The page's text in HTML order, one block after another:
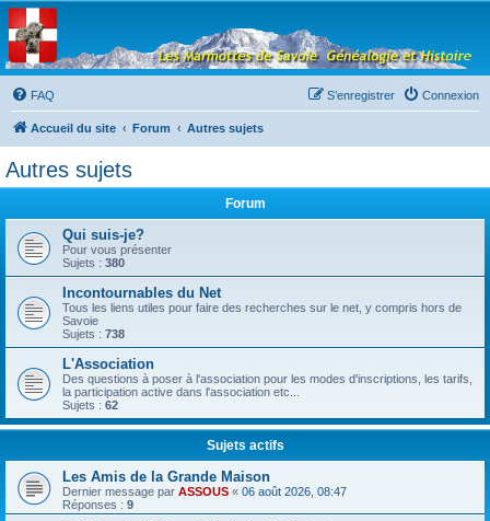
Les Marmottes de
Savoie
Forum d'entraide généalogique
FAQ
Connexion
S’enregistrer
Accueil du site Forum Autres sujets
Autres sujets
Forum
Qui suis-je?
Pour vous présenter
Sujets : 380
Incontournables du Net
Tous les liens utiles pour faire des recherches sur le net, y compris hors de
Savoie
Sujets : 738
L'Association
Des questions à poser à l'association pour les modes d'inscriptions, les tarifs,
la participation active dans l'association etc...
Sujets : 62
Sujets actifs
Les Amis de la Grande Maison
Dernier message par ASSOUS « 06 août 2026, 08:47
Réponses : 9